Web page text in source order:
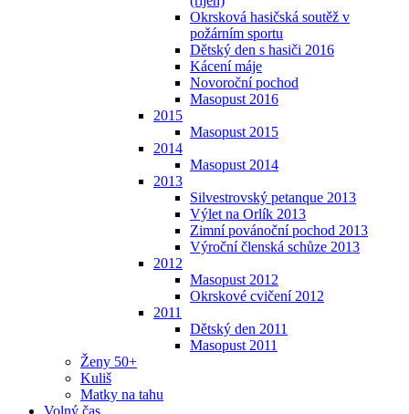
Okrsková hasičská soutěž v
požárním sportu
Dětský den s hasiči 2016
Kácení máje
Novoroční pochod
Masopust 2016
2015
Masopust 2015
2014
Masopust 2014
2013
Silvestrovský petanque 2013
Výlet na Orlík 2013
Zimní povánoční pochod 2013
Výroční členská schůze 2013
2012
Masopust 2012
Okrskové cvičení 2012
2011
Dětský den 2011
Masopust 2011
Ženy 50+
Kuliš
Matky na tahu
Volný čas